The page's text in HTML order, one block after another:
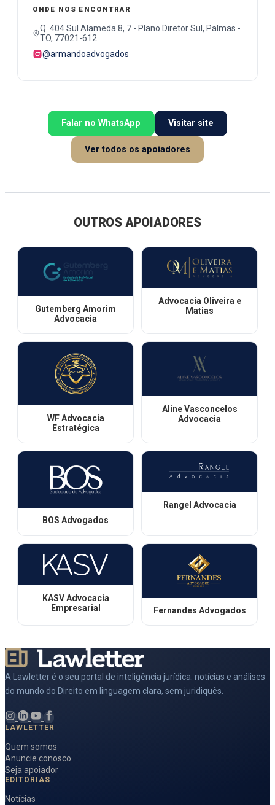
ONDE NOS ENCONTRAR
Q. 404 Sul Alameda 8, 7 - Plano Diretor Sul, Palmas -
TO, 77021-612
@armandoadvogados
Falar no WhatsApp Visitar site
Ver todos os apoiadores
OUTROS APOIADORES
Gutemberg Amorim
Advocacia
Advocacia Oliveira e
Matias
WF Advocacia
Estratégica
Aline Vasconcelos
Advocacia
BOS Advogados
Rangel Advocacia
KASV Advocacia
Empresarial
Fernandes Advogados
A Lawletter é o seu portal de inteligência jurídica: notícias e análises
do mundo do Direito em linguagem clara, sem juridiquês.
LAWLETTER
Quem somos
Anuncie conosco
Seja apoiador
EDITORIAS
Notícias